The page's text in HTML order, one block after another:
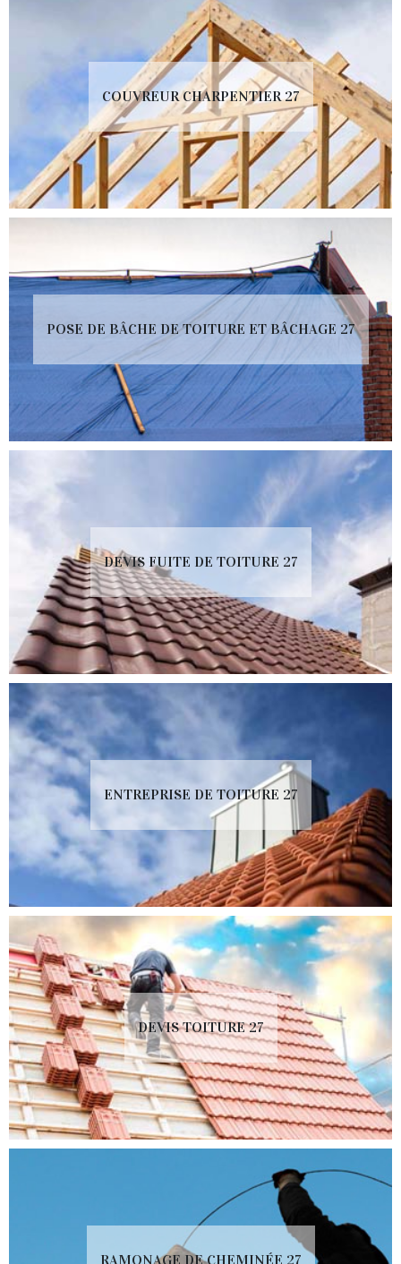
COUVREUR CHARPENTIER 27
POSE DE BÂCHE DE TOITURE ET BÂCHAGE 27
DEVIS FUITE DE TOITURE 27
ENTREPRISE DE TOITURE 27
DEVIS TOITURE 27
RAMONAGE DE CHEMINÉE 27